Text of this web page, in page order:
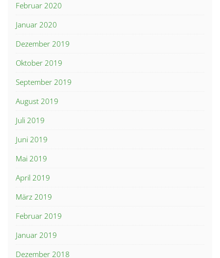
Februar 2020
Januar 2020
Dezember 2019
Oktober 2019
September 2019
August 2019
Juli 2019
Juni 2019
Mai 2019
April 2019
März 2019
Februar 2019
Januar 2019
Dezember 2018